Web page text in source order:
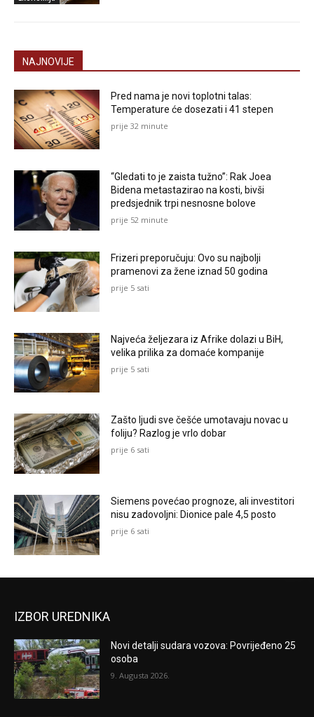
NAJNOVIJE
Pred nama je novi toplotni talas:
Temperature će dosezati i 41 stepen
prije 32 minute
“Gledati to je zaista tužno”: Rak Joea
Bidena metastazirao na kosti, bivši
predsjednik trpi nesnosne bolove
prije 52 minute
Frizeri preporučuju: Ovo su najbolji
pramenovi za žene iznad 50 godina
prije 5 sati
Najveća željezara iz Afrike dolazi u BiH,
velika prilika za domaće kompanije
prije 5 sati
Zašto ljudi sve češće umotavaju novac u
foliju? Razlog je vrlo dobar
prije 6 sati
Siemens povećao prognoze, ali investitori
nisu zadovoljni: Dionice pale 4,5 posto
prije 6 sati
IZBOR UREDNIKA
Novi detalji sudara vozova: Povrijeđeno 25
osoba
9. Augusta 2026.